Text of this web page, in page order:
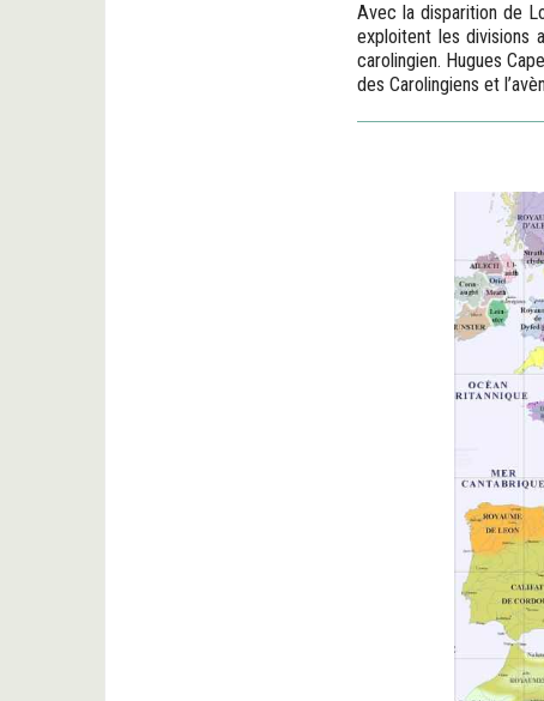
Avec la disparition de
exploitent les divisions
carolingien. Hugues
des Carolingiens et